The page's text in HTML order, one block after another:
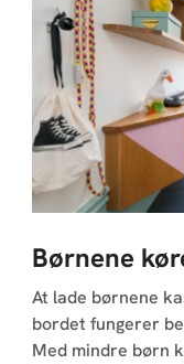
Børnene
At lade børnene
bordet fungerer
Med mindre børn